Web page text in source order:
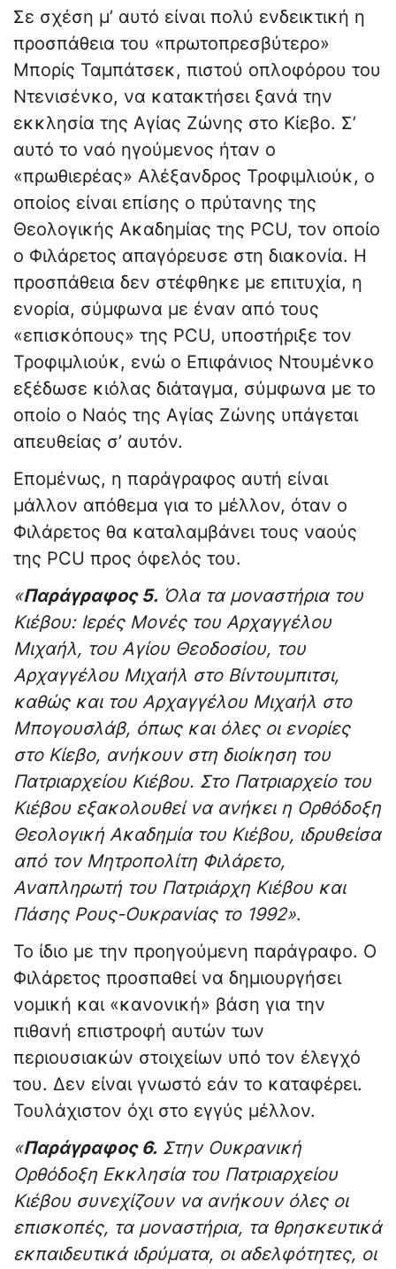
Σε σχέση μ’ αυτό είναι πολύ ενδεικτική η
προσπάθεια του «πρωτοπρεσβύτερο»
Μπορίς Ταμπάτσεκ, πιστού οπλοφόρου του
Ντενισένκο, να κατακτήσει ξανά την
εκκλησία της Αγίας Ζώνης στο Κίεβο. Σ’
αυτό το ναό ηγούμενος ήταν ο
«πρωθιερέας» Αλέξανδρος Τροφιμλιούκ, ο
οποίος είναι επίσης ο πρύτανης της
Θεολογικής Ακαδημίας της PCU, τον οποίο
ο Φιλάρετος απαγόρευσε στη διακονία. Η
προσπάθεια δεν στέφθηκε με επιτυχία, η
ενορία, σύμφωνα με έναν από τους
«επισκόπους» της PCU, υποστήριξε τον
Τροφιμλιούκ, ενώ ο Επιφάνιος Ντουμένκο
εξέδωσε κιόλας διάταγμα, σύμφωνα με το
οποίο ο Ναός της Αγίας Ζώνης υπάγεται
απευθείας σ’ αυτόν.
Επομένως, η παράγραφος αυτή είναι
μάλλον απόθεμα για το μέλλον, όταν ο
Φιλάρετος θα καταλαμβάνει τους ναούς
της PCU προς όφελός του.
«Παράγραφος 5. Όλα τα μοναστήρια του
Κιέβου: Ιερές Μονές του Αρχαγγέλου
Μιχαήλ, του Αγίου Θεοδοσίου, του
Αρχαγγέλου Μιχαήλ στο Βίντουμπιτσι,
καθώς και του Αρχαγγέλου Μιχαήλ στο
Μπογουσλάβ, όπως και όλες οι ενορίες
στο Κίεβο, ανήκουν στη διοίκηση του
Πατριαρχείου Κιέβου. Στο Πατριαρχείο του
Κιέβου εξακολουθεί να ανήκει η Ορθόδοξη
Θεολογική Ακαδημία του Κιέβου, ιδρυθείσα
από τον Μητροπολίτη Φιλάρετο,
Αναπληρωτή του Πατριάρχη Κιέβου και
Πάσης Ρους-Ουκρανίας το 1992».
Το ίδιο με την προηγούμενη παράγραφο. Ο
Φιλάρετος προσπαθεί να δημιουργήσει
νομική και «κανονική» βάση για την
πιθανή επιστροφή αυτών των
περιουσιακών στοιχείων υπό τον έλεγχό
του. Δεν είναι γνωστό εάν το καταφέρει.
Τουλάχιστον όχι στο εγγύς μέλλον.
«Παράγραφος 6. Στην Ουκρανική
Ορθόδοξη Εκκλησία του Πατριαρχείου
Κιέβου συνεχίζουν να ανήκουν όλες οι
επισκοπές, τα μοναστήρια, τα θρησκευτικά
εκπαιδευτικά ιδρύματα, οι αδελφότητες, οι